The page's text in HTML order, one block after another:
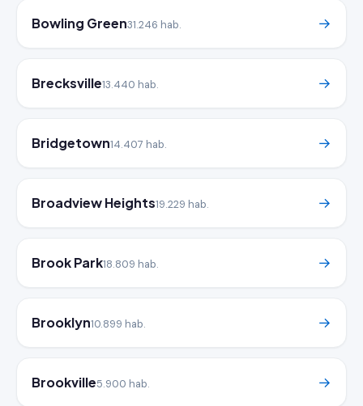
Bowling Green31.246 hab. →
Brecksville13.440 hab. →
Bridgetown14.407 hab. →
Broadview Heights19.229 hab. →
Brook Park18.809 hab. →
Brooklyn10.899 hab. →
Brookville5.900 hab. →